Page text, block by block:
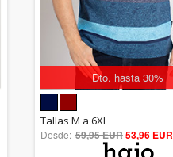
Dto. hasta 30%
5.00
out of 5
Tallas M a 6XL
Desde: 59,95 EUR53,96 EUR